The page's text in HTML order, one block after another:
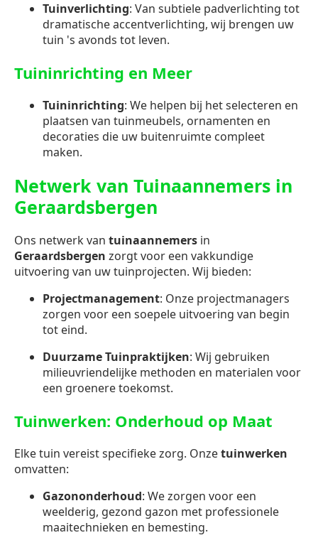
Tuinverlichting: Van subtiele padverlichting tot
dramatische accentverlichting, wij brengen uw
tuin 's avonds tot leven.
Tuininrichting en Meer
Tuininrichting: We helpen bij het selecteren en
plaatsen van tuinmeubels, ornamenten en
decoraties die uw buitenruimte compleet
maken.
Netwerk van Tuinaannemers in
Geraardsbergen
Ons netwerk van tuinaannemers in
Geraardsbergen zorgt voor een vakkundige
uitvoering van uw tuinprojecten. Wij bieden:
Projectmanagement: Onze projectmanagers
zorgen voor een soepele uitvoering van begin
tot eind.
Duurzame Tuinpraktijken: Wij gebruiken
milieuvriendelijke methoden en materialen voor
een groenere toekomst.
Tuinwerken: Onderhoud op Maat
Elke tuin vereist specifieke zorg. Onzetuinwerken
omvatten:
Gazononderhoud: We zorgen voor een
weelderig, gezond gazon met professionele
maaitechnieken en bemesting.